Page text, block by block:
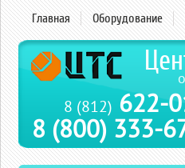
Главная Оборудование
8 (800) 333-
8 (812) 622-